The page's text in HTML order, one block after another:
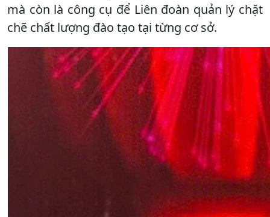
mà còn là công cụ để Liên đoàn quản lý chặt
chẽ chất lượng đào tạo tại từng cơ sở.